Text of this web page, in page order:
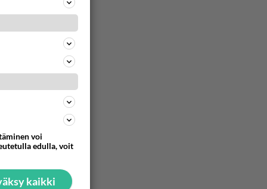
voi
edulla, voit
kaikki